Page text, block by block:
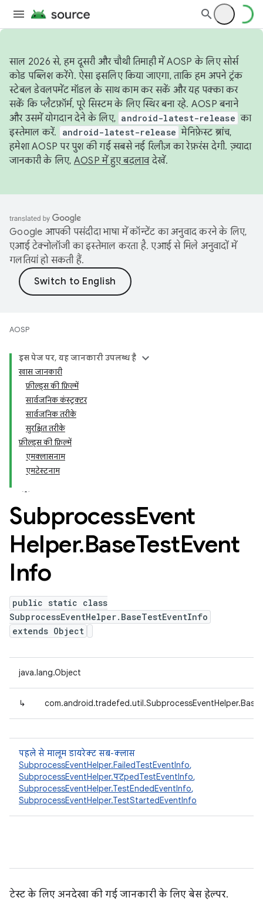
साल 2026 से, हम दूसरी और चौथी तिमाही में AOSP के लिए सोर्स
कोड पब्लिश करेंगे. ऐसा इसलिए किया जाएगा, ताकि हम अपने ट्रंक
स्टेबल डेवलपमेंट मॉडल के साथ काम कर सकें और यह पक्का कर
सकें कि प्लैटफ़ॉर्म, पूरे सिस्टम के लिए स्थिर बना रहे. AOSP बनाने
और उसमें योगदान देने के लिए, android-latest-release का
इस्तेमाल करें.
android-latest-release मेनिफ़ेस्ट ब्रांच,
हमेशा AOSP पर पुश की गई सबसे नई रिलीज़ का रेफ़रंस देगी. ज़्यादा
जानकारी के लिए, AOSP में हुए बदलावदेखें.
Google आपकी पसंदीदा भाषा में कॉन्टेंट का अनुवाद करने के लिए,
एआई टेक्नोलॉजी का इस्तेमाल करता है. एआई से मिले अनुवादों में
गलतियां हो सकती हैं.
AOSP
इस पेज पर, यह जानकारी उपलब्ध है
खास जानकारी
फ़ील्ड्स की फ़िल्में
सार्वजनिक कंस्ट्रक्टर
सार्वजनिक तरीके
सुरक्षित तरीके
फ़ील्ड्स की फ़िल्में
एमक्लासनाम
एमटेस्टनाम
SubprocessEvent
Helper.BaseTestEvent
Info
public static class
SubprocessEventHelper.BaseTestEventInfo
extends Object
java.lang.Object
↳
पहले से मालूम डायरेक्ट सब-क्लास
SubprocessEventHelper.FailedTestEventInfo,
SubprocessEventHelper.पटpedTestEventInfo,
SubprocessEventHelper.TestEndedEventInfo,
SubprocessEventHelper.TestStartedEventInfo
टेस्ट के लिए अनदेखा की गई जानकारी के लिए बेस हेल्पर.